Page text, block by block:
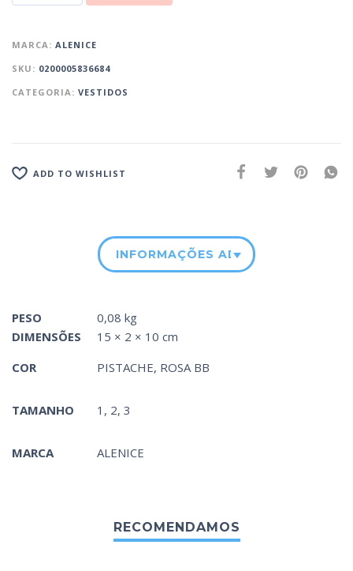
MARCA: ALENICE
SKU: 0200005836684
CATEGORIA: VESTIDOS
ADD TO WISHLIST
INFORMAÇÕES ADICIONAIS
PESO
0,08 kg
DIMENSÕES
15 × 2 × 10 cm
COR
PISTACHE, ROSA BB
TAMANHO 1, 2, 3
MARCA ALENICE
RECOMENDAMOS